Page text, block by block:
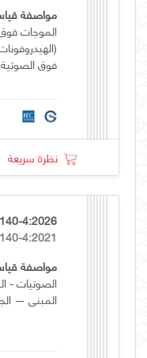
مواصفة
الموجات
فوق الصوتية
نظرة سريعة
4:2026
4:2021
مواصفة
الصوتيات -
المبنى —